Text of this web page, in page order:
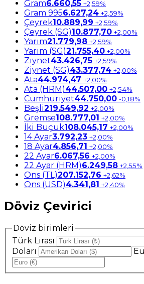
Gram6.660,55 +2,59%
Gram 9956.627,24 +2,59%
Çeyrek10.889,99 +2,59%
Çeyrek (SG)10.877,70 +2,00%
Yarım21.779,98 +2,59%
Yarım (SG)21.755,40 +2,00%
Ziynet43.426,75 +2,59%
Ziynet (SG)43.377,74 +2,00%
Ata44.974,47 +2,00%
Ata (HRM)44.507,00 +2,54%
Cumhuriyet44.750,00 -0,18%
Beşli219.549,92 +2,00%
Gremse108.777,01 +2,00%
İki Buçuk108.045,17 +2,00%
14 Ayar3.792,23 +2,00%
18 Ayar4.856,71 +2,00%
22 Ayar6.067,56 +2,00%
22 Ayar (HRM)6.249,58 +2,55%
Ons (TL)207.152,76 +2,62%
Ons (USD)4.341,81 +2,40%
Döviz Çevirici
Döviz birimleri
Türk Lirası
Doları